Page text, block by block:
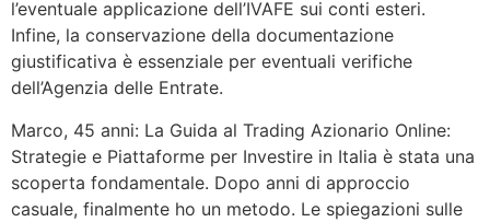
l’eventuale applicazione dell’IVAFE sui conti esteri.
Infine, la conservazione della documentazione
giustificativa è essenziale per eventuali verifiche
dell’Agenzia delle Entrate.
Marco, 45 anni: La Guida al Trading Azionario Online:
Strategie e Piattaforme per Investire in Italia è stata una
scoperta fondamentale. Dopo anni di approccio
casuale, finalmente ho un metodo. Le spiegazioni sulle